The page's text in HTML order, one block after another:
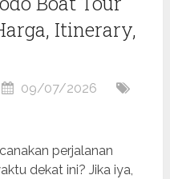
Itinerary,
09/07/2026
perjalanan
dekat ini? Jika iya,